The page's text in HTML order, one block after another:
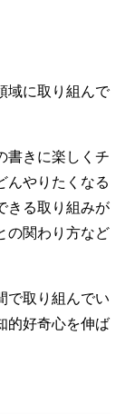
域に取り組んで
書きに楽しくチ
んやりたくなる
きる取り組みが
の関わり方など
で取り組んでい
的好奇心を伸ば